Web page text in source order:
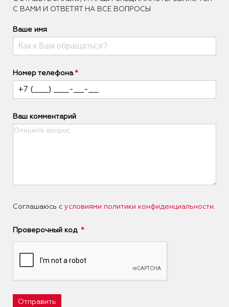
С ВАМИ И ОТВЕТЯТ НА ВСЕ ВОПРОСЫ
Ваше имя
Номер телефона
Ваш комментарий
Соглашаюсь с условиями политики конфиденциальности
Проверочный код
Отправить